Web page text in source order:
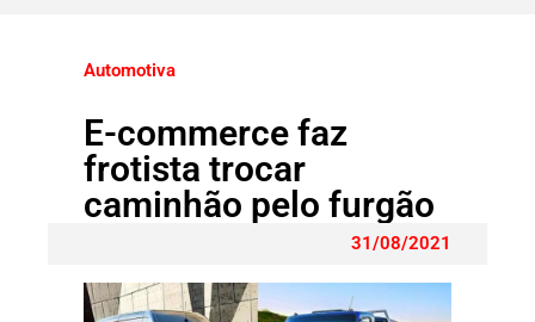
Automotiva
E-commerce faz
frotista trocar
caminhão pelo furgão
31/08/2021